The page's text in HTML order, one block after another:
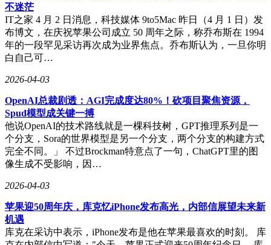
不迷茫
IT之家 4 月 2 日消息，科技媒体 9to5Mac 昨日（4 月 1 日）发
布博文，在庆祝苹果公司成立 50 周年之际，称乔布斯在 1994
年的一段罕见采访再次成为业界焦点。乔布斯认为，一旦你明
白自己可…
2026-04-03
OpenAI总裁剧透：AGI完成度达80%！砍项目聚焦资源，
Spud模型成关键一搏
他说OpenAI的技术路线就是一棵科技树，GPT推理系列是一
个分支，Sora的世界模型是另一个分支，两个分支的构建方式
完全不同。」 不过Brockman特意点了一句，ChatGPT里的图
像生成不受影响，因…
2026-04-03
苹果迎50周年庆，库克忆iPhone发布高光，内部信展望未来新
机遇
库克在采访中表示，iPhone发布是他在苹果最喜欢的时刻。 库